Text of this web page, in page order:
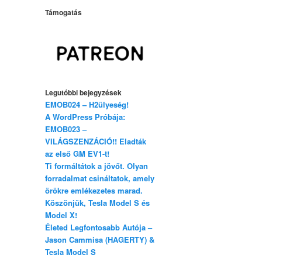
Támogatás
Legutóbbi bejegyzések
EMOB024 – H2ülyeség!
A WordPress Próbája:
EMOB023 –
VILÁGSZENZÁCIÓ!! Eladták
az első GM EV1-t!
Ti formáltátok a jövőt. Olyan
forradalmat csináltatok, amely
örökre emlékezetes marad.
Köszönjük, Tesla Model S és
Model X!
Életed Legfontosabb Autója –
Jason Cammisa (HAGERTY) &
Tesla Model S